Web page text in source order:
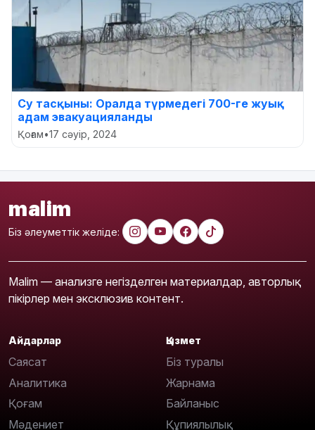
Су тасқыны: Оралда түрмедегі 700-ге жуық
адам эвакуацияланды
Қоғам•17 сәуір, 2024
malim
Біз әлеуметтік желіде:
Malim — анализге негізделген материалдар, авторлық
пікірлер мен эксклюзив контент.
Айдарлар
Саясат
Аналитика
Қоғам
Мәдениет
Қызмет
Біз туралы
Жарнама
Байланыс
Құпиялылық